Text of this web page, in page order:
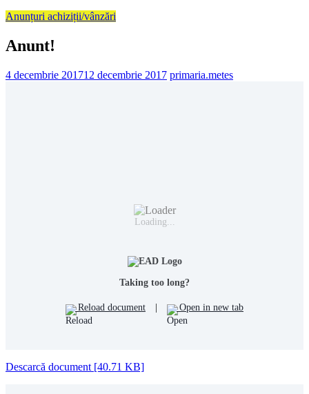
Anunțuri achiziții/vânzări
Anunt!
4 decembrie 201712 decembrie 2017 primaria.metes
Loading...
Taking too long?
Reload document Open in new tab
Descarcă document [40.71 KB]